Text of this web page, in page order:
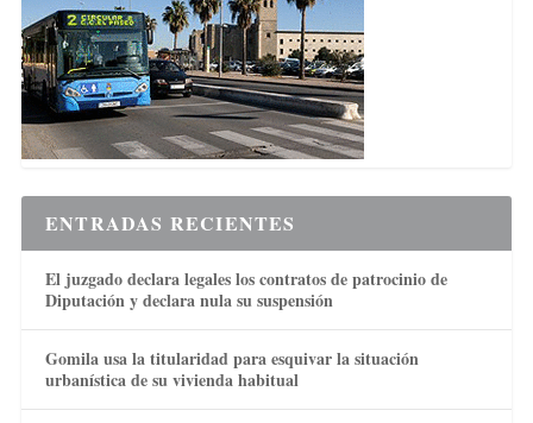
ENTRADAS RECIENTES
El juzgado declara legales los contratos de patrocinio de
Diputación y declara nula su suspensión
Gomila usa la titularidad para esquivar la situación
urbanística de su vivienda habitual